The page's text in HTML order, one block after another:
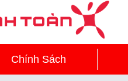
Chính Sách